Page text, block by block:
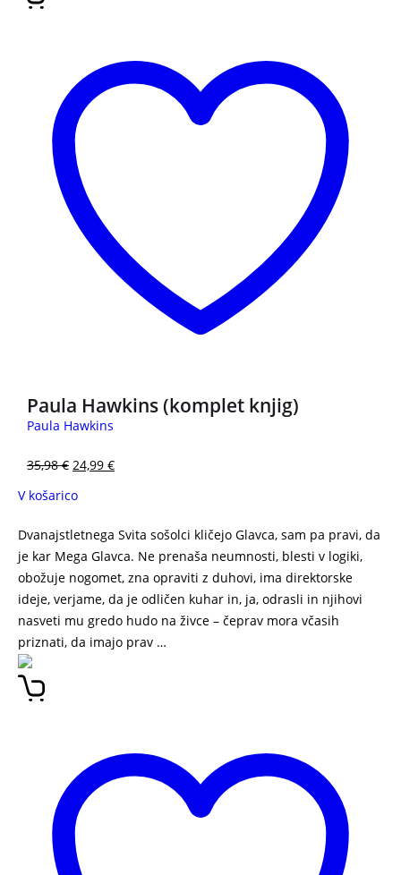
Paula Hawkins (komplet knjig)
Paula Hawkins
35,98€ 24,99 €
V košarico
Dvanajstletnega Svita sošolci kličejo Glavca, sam pa pravi, da
je kar Mega Glavca. Ne prenaša neumnosti, blesti v logiki,
obožuje nogomet, zna opraviti z duhovi, ima direktorske
ideje, verjame, da je odličen kuhar in, ja, odrasli in njihovi
nasveti mu gredo hudo na živce – čeprav mora včasih
priznati, da imajo prav …